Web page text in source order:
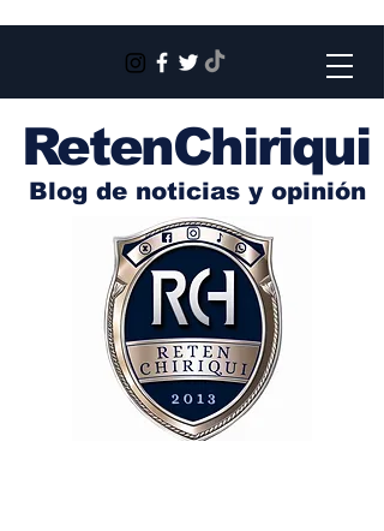
RetenChiriqui
Blog de noticias y opinión